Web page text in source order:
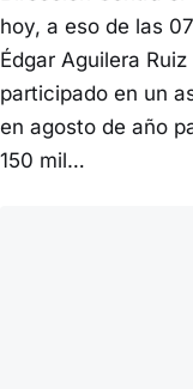
hoy, a eso de las
Édgar Aguilera
participado en un
en agosto de año
150 mil…